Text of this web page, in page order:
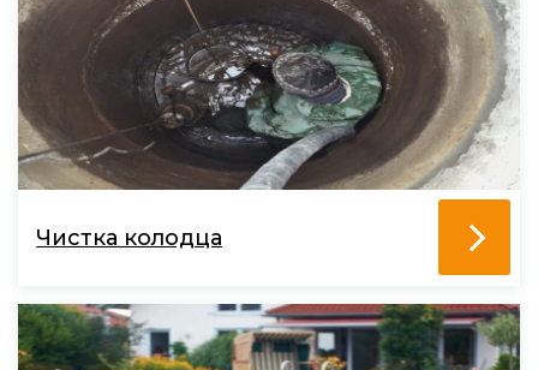
Чистка колодца